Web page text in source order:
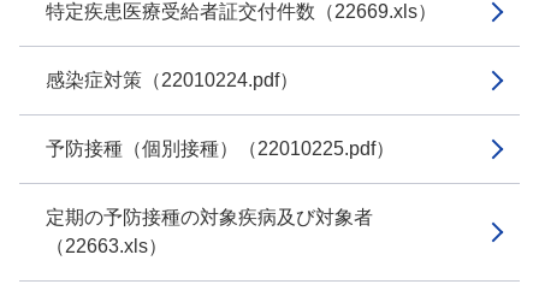
特定疾患医療受給者証交付件数（22669.xls）
感染症対策（22010224.pdf）
予防接種（個別接種）（22010225.pdf）
定期の予防接種の対象疾病及び対象者
（22663.xls）